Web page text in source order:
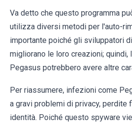
Va detto che questo programma
utilizza diversi metodi per l'auto-
importante poiché gli sviluppatori
migliorano le loro creazioni;
Pegasus potrebbero avere altre
Per riassumere, infezioni come
a gravi problemi di privacy, perdite
identità. Poiché questo spyware